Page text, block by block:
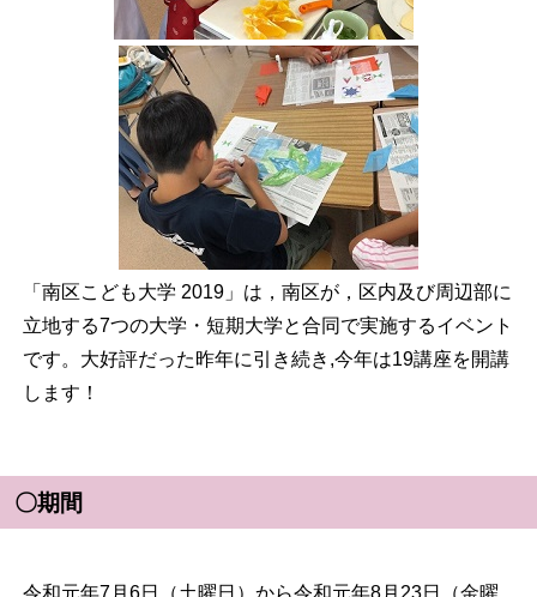
「南区こども大学 2019」は，南区が，区内及び周辺部に
立地する7つの大学・短期大学と合同で実施するイベント
です。大好評だった昨年に引き続き,今年は19講座を開講
します！
〇期間
令和元年7月6日（土曜日）から令和元年8月23日（金曜